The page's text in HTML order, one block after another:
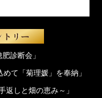
診断会」
て「菊理媛」を奉納」
返しと畑の恵み～」